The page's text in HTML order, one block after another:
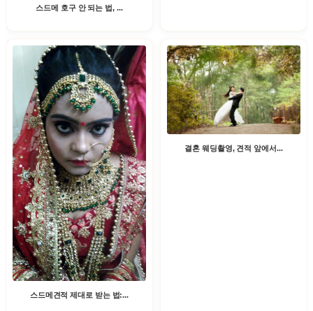
스드메 호구 안 되는 법, ...
스드메견적 제대로 받는 법:...
결혼 웨딩촬영, 견적 앞에서...